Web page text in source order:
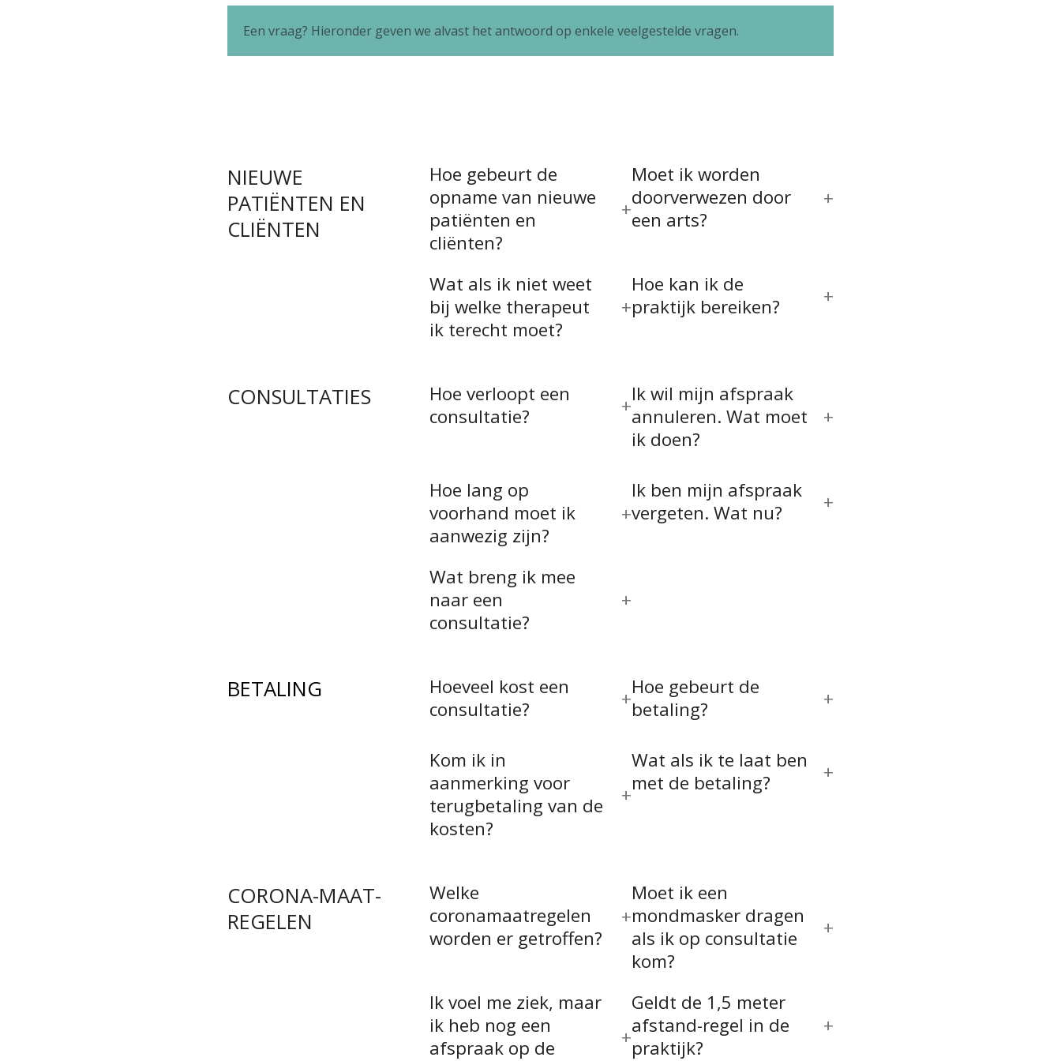
Een vraag? Hieronder geven we alvast het antwoord op enkele veelgestelde vragen.
NIEUWE
PATIËNTEN EN
CLIËNTEN
Hoe gebeurt de
opname van nieuwe
patiënten en
cliënten?
Moet ik worden
doorverwezen door
een arts?
Wat als ik niet weet
bij welke therapeut
ik terecht moet?
Hoe kan ik de
praktijk bereiken?
CONSULTATIES
Hoe verloopt een
consultatie?
Ik wil mijn afspraak
annuleren. Wat moet
ik doen?
Hoe lang op
voorhand moet ik
aanwezig zijn?
Ik ben mijn afspraak
vergeten. Wat nu?
Wat breng ik mee
naar een
consultatie?
BETALING
Hoeveel kost een
consultatie?
Hoe gebeurt de
betaling?
Kom ik in
aanmerking voor
terugbetaling van de
kosten?
Wat als ik te laat ben
met de betaling?
CORONA-MAAT-
REGELEN
Welke
coronamaatregelen
worden er getroffen?
Moet ik een
mondmasker dragen
als ik op consultatie
kom?
Ik voel me ziek, maar
ik heb nog een
afspraak op de
Geldt de 1,5 meter
afstand-regel in de
praktijk?